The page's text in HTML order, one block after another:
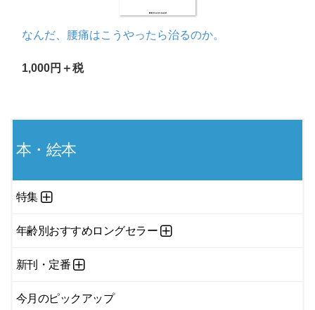
なんだ、腰痛はこうやったら治るのか。
1,000円＋税
本・絵本
特集
年齢別おすすめロングセラー
新刊・定番
今月のピックアップ